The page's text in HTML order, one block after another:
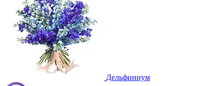
Дельфиниум